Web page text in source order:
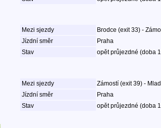
Mezi sjezdy
Brodce (exit 33) -
Jízdní směr
Praha
Stav opět průjezdné (doba
Mezi sjezdy
Zámostí (exit 39) -
Jízdní směr
Praha
Stav opět průjezdné (doba